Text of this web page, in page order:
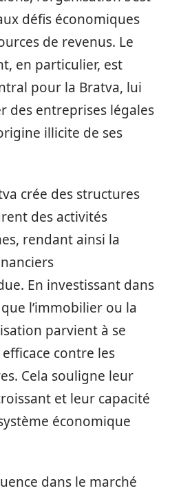
défis économiques
de revenus. Le
en particulier, est
pour la Bratva, lui
des entreprises légales
illicite de ses
crée des structures
des activités
rendant ainsi la
En investissant dans
l’immobilier ou la
parvient à se
contre les
Cela souligne leur
et leur capacité
économique
dans le marché